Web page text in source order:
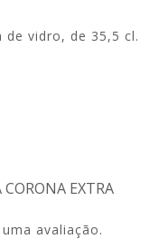
de vidro, de 35,5 cl.
EXTRA
avaliação.